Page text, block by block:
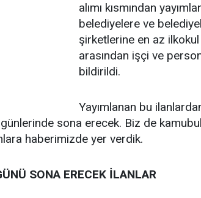
alımı kısmından
belediyelere ve
şirketlerine en az
arasından işçi ve
bildirildi.
Yayımlanan bu
sona erecek. Biz de
haberimizde yer verdik.
SONA ERECEK İLANLAR